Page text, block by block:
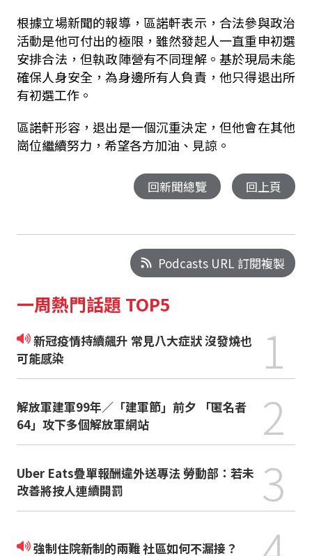
根據立場新聞的報導，區諾軒表示，合法參與政治
活動是他可付出的極限，雖然發起人一直重申初選
安排合法，但執政陣營有不同理解。基於現局未能
確保人身安全，為身邊所有人負責，他只得退出所
有初選工作。
區諾軒形容，退出是一個沉重決定，但他會在其他
崗位繼續努力，希望各方加油、見諒。
回新聞總覽 回上頁
Podcasts URL 訂閱複製
一周熱門話題 TOP5
新冠疫情持續飆升 常見八大症狀 沒發燒也
可能感染
1
解放軍建軍99年／「建軍節」前夕 「匿名者
64」攻下多個解放軍網站
2
Uber Eats疊單報酬違外送專法 勞動部：若未
改善將按人連續開罰
3
強制住院新制的兩難 社區如何不漏接？